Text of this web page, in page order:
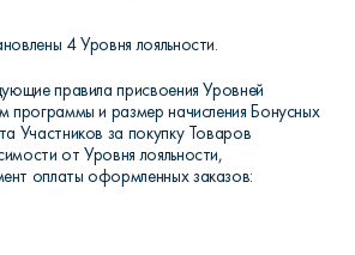
4 Уровня лояльности.
правила присвоения Уровней
программы и размер начисления Бонусных
Участников за покупку Товаров
от Уровня лояльности,
оплаты оформленных заказов: